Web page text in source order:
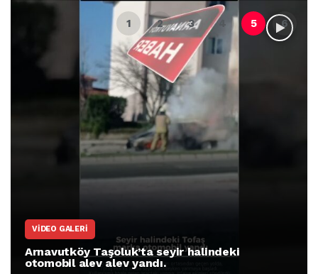
VIDEO GALERI
Arnavutköy Taşoluk’ta seyir halindeki
otomobil alev alev yandı.